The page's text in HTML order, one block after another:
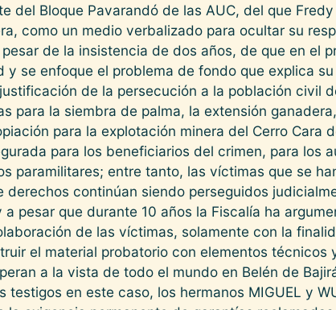
del Bloque Pavarandó de las AUC, del que
como un medio verbalizado para ocultar su
de la insistencia de dos años, de que en el
y se enfoque el problema de fondo que explica
de la persecución a la población civil
para la siembra de palma, la extensión
para la explotación minera del Cerro Cara
para los beneficiarios del crimen, para los
paramilitares; entre tanto, las víctimas que se
continúan siendo perseguidos
pesar que durante 10 años la Fiscalía ha
de las víctimas, solamente con la
el material probatorio con elementos técnicos
a la vista de todo el mundo en Belén de
en este caso, los hermanos MIGUEL y